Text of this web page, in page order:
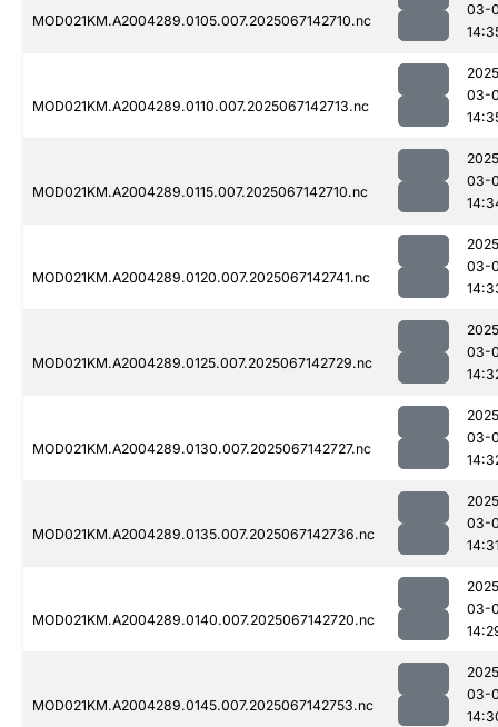
MOD021KM.A2004289.0105.007.2025067142710.nc
03-
MOD021KM.A2004289.0110.007.2025067142713.nc
03-
MOD021KM.A2004289.0115.007.2025067142710.nc
03-
MOD021KM.A2004289.0120.007.2025067142741.nc
03-
MOD021KM.A2004289.0125.007.2025067142729.nc
03-
MOD021KM.A2004289.0130.007.2025067142727.nc
03-
MOD021KM.A2004289.0135.007.2025067142736.nc
03-
MOD021KM.A2004289.0140.007.2025067142720.nc
03-
MOD021KM.A2004289.0145.007.2025067142753.nc
03-